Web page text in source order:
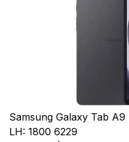
Samsung Galaxy Tab
LH: 1800 6229